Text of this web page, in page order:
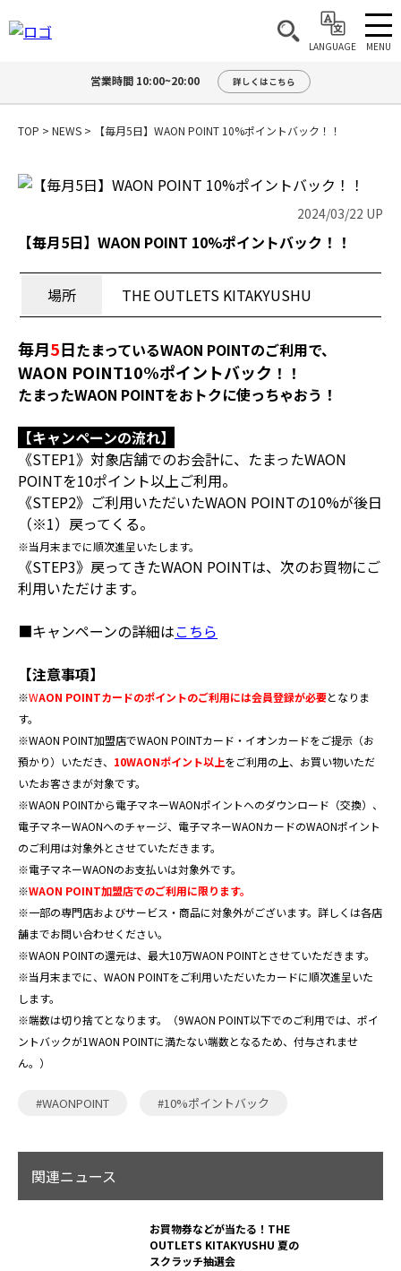
LANGUAGE MENU
営業時間 10:00~20:00 詳しくはこちら
TOP > NEWS > 【毎月5日】WAON POINT 10%ポイントバック！！
2024/03/22 UP
【毎月5日】WAON POINT 10%ポイントバック！！
場所 THE OUTLETS KITAKYUSHU
毎月5日たまっているWAON POINTのご利用で、
WAON POINT10%ポイントバック ！！
たまったWAON POINTをおトクに使っちゃおう！
【キャンペーンの流れ】
《STEP1》対象店舗でのお会計に、たまったWAON
POINTを10ポイント以上ご利用。
《STEP2》ご利用いただいたWAON POINTの10%が後日
（※1）戻ってくる。
※当月末までに順次進呈いたします。
《STEP3》戻ってきたWAON POINTは、次のお買物にご
利用いただけます。
■キャンペーンの詳細はこちら
【注意事項】
※WAON POINTカードのポイントのご利用には会員登録が必要となりま
す。
※WAON POINT加盟店でWAON POINTカード・イオンカードをご提示（お
預かり）いただき、 10WAONポイント以上をご利用の上、お買い物いただ
いたお客さまが対象です。
※WAON POINTから電子マネーWAONポイントへのダウンロード（交換）、
電子マネーWAONへのチャージ、電子マネーWAONカードのWAONポイント
のご利用は対象外とさせていただきます。
※電子マネーWAONのお支払いは対象外です。
※WAON POINT加盟店でのご利用に限ります。
※一部の専門店およびサービス・商品に対象外がございます。詳しくは各店
舗までお問い合わせください。
※WAON POINTの還元は、最大10万WAON POINTとさせていただきます。
※当月末までに、WAON POINTをご利用いただいたカードに順次進呈いた
します。
※端数は切り捨てとなります。（9WAON POINT以下でのご利用では、ポイ
ントバックが1WAON POINTに満たない端数となるため、付与されませ
ん。）
#WAONPOINT #10%ポイントバック
関連ニュース
お買物券などが当たる！THE
OUTLETS KITAKYUSHU 夏の
スクラッチ抽選会